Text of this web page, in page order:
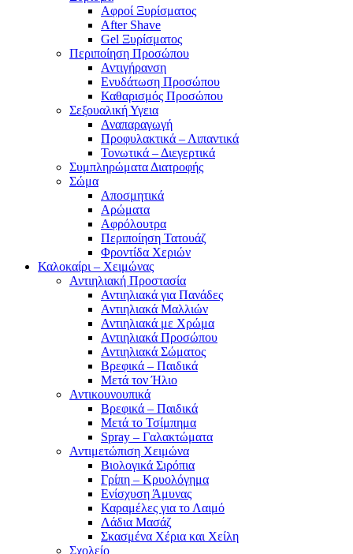
Αφροί Ξυρίσματος
After Shave
Gel Ξυρίσματος
Περιποίηση Προσώπου
Αντιγήρανση
Ενυδάτωση Προσώπου
Καθαρισμός Προσώπου
Σεξουαλική Υγεια
Αναπαραγωγή
Προφυλακτικά – Λιπαντικά
Τονωτικά – Διεγερτικά
Συμπληρώματα Διατροφής
Σώμα
Αποσμητικά
Αρώματα
Αφρόλουτρα
Περιποίηση Τατουάζ
Φροντίδα Χεριών
Καλοκαίρι – Χειμώνας
Αντιηλιακή Προστασία
Αντιηλιακά για Πανάδες
Αντιηλιακά Μαλλιών
Αντιηλιακά με Χρώμα
Αντιηλιακά Προσώπου
Αντιηλιακά Σώματος
Βρεφικά – Παιδικά
Μετά τον Ήλιο
Αντικουνουπικά
Βρεφικά – Παιδικά
Μετά το Τσίμπημα
Spray – Γαλακτώματα
Αντιμετώπιση Χειμώνα
Βιολογικά Σιρόπια
Γρίπη – Κρυολόγημα
Ενίσχυση Άμυνας
Καραμέλες για το Λαιμό
Λάδια Μασάζ
Σκασμένα Χέρια και Χείλη
Σχολείο